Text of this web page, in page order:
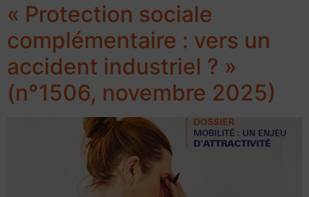
« Protection sociale
complémentaire : vers un
accident industriel ? »
(n°1506, novembre 2025)